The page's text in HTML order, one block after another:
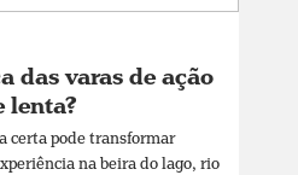
das varas de ação
lenta?
certa pode transformar
na beira do lago, rio